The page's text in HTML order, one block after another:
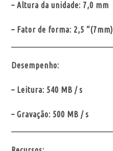
– Altura da unidade: 7,0 mm
– Fator de forma: 2,5 “(7mm)
Desempenho:
– Leitura: 540 MB / s
– Gravação: 500 MB / s